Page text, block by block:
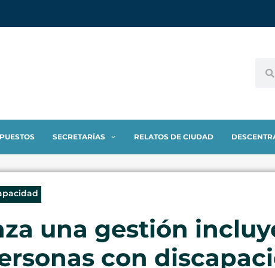
SECRETARÍAS RELATOS DE CIUDAD
una gestión
con